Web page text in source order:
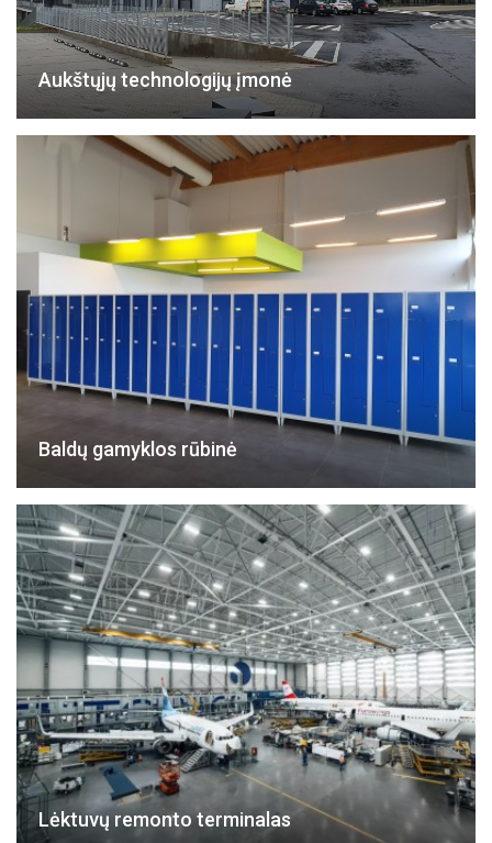
Aukštųjų technologijų įmonė
Baldų gamyklos rūbinė
Lėktuvų remonto terminalas